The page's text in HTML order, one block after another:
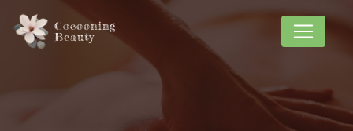
Cocooning
Beauty
Panneau de gestion des cookies